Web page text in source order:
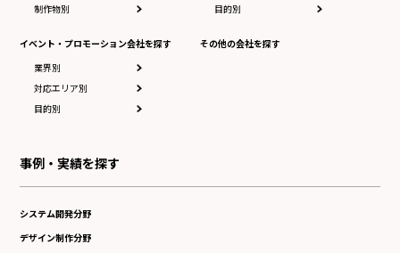
制作物別
イベント・プロモーション会社を探す
業界別
対応エリア別
目的別
目的別
その他の会社を探す
事例・実績を探す
システム開発分野
デザイン制作分野